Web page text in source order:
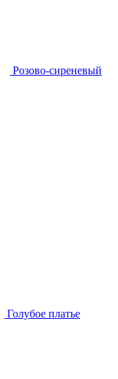
Розово-сиреневый
Голубое платье